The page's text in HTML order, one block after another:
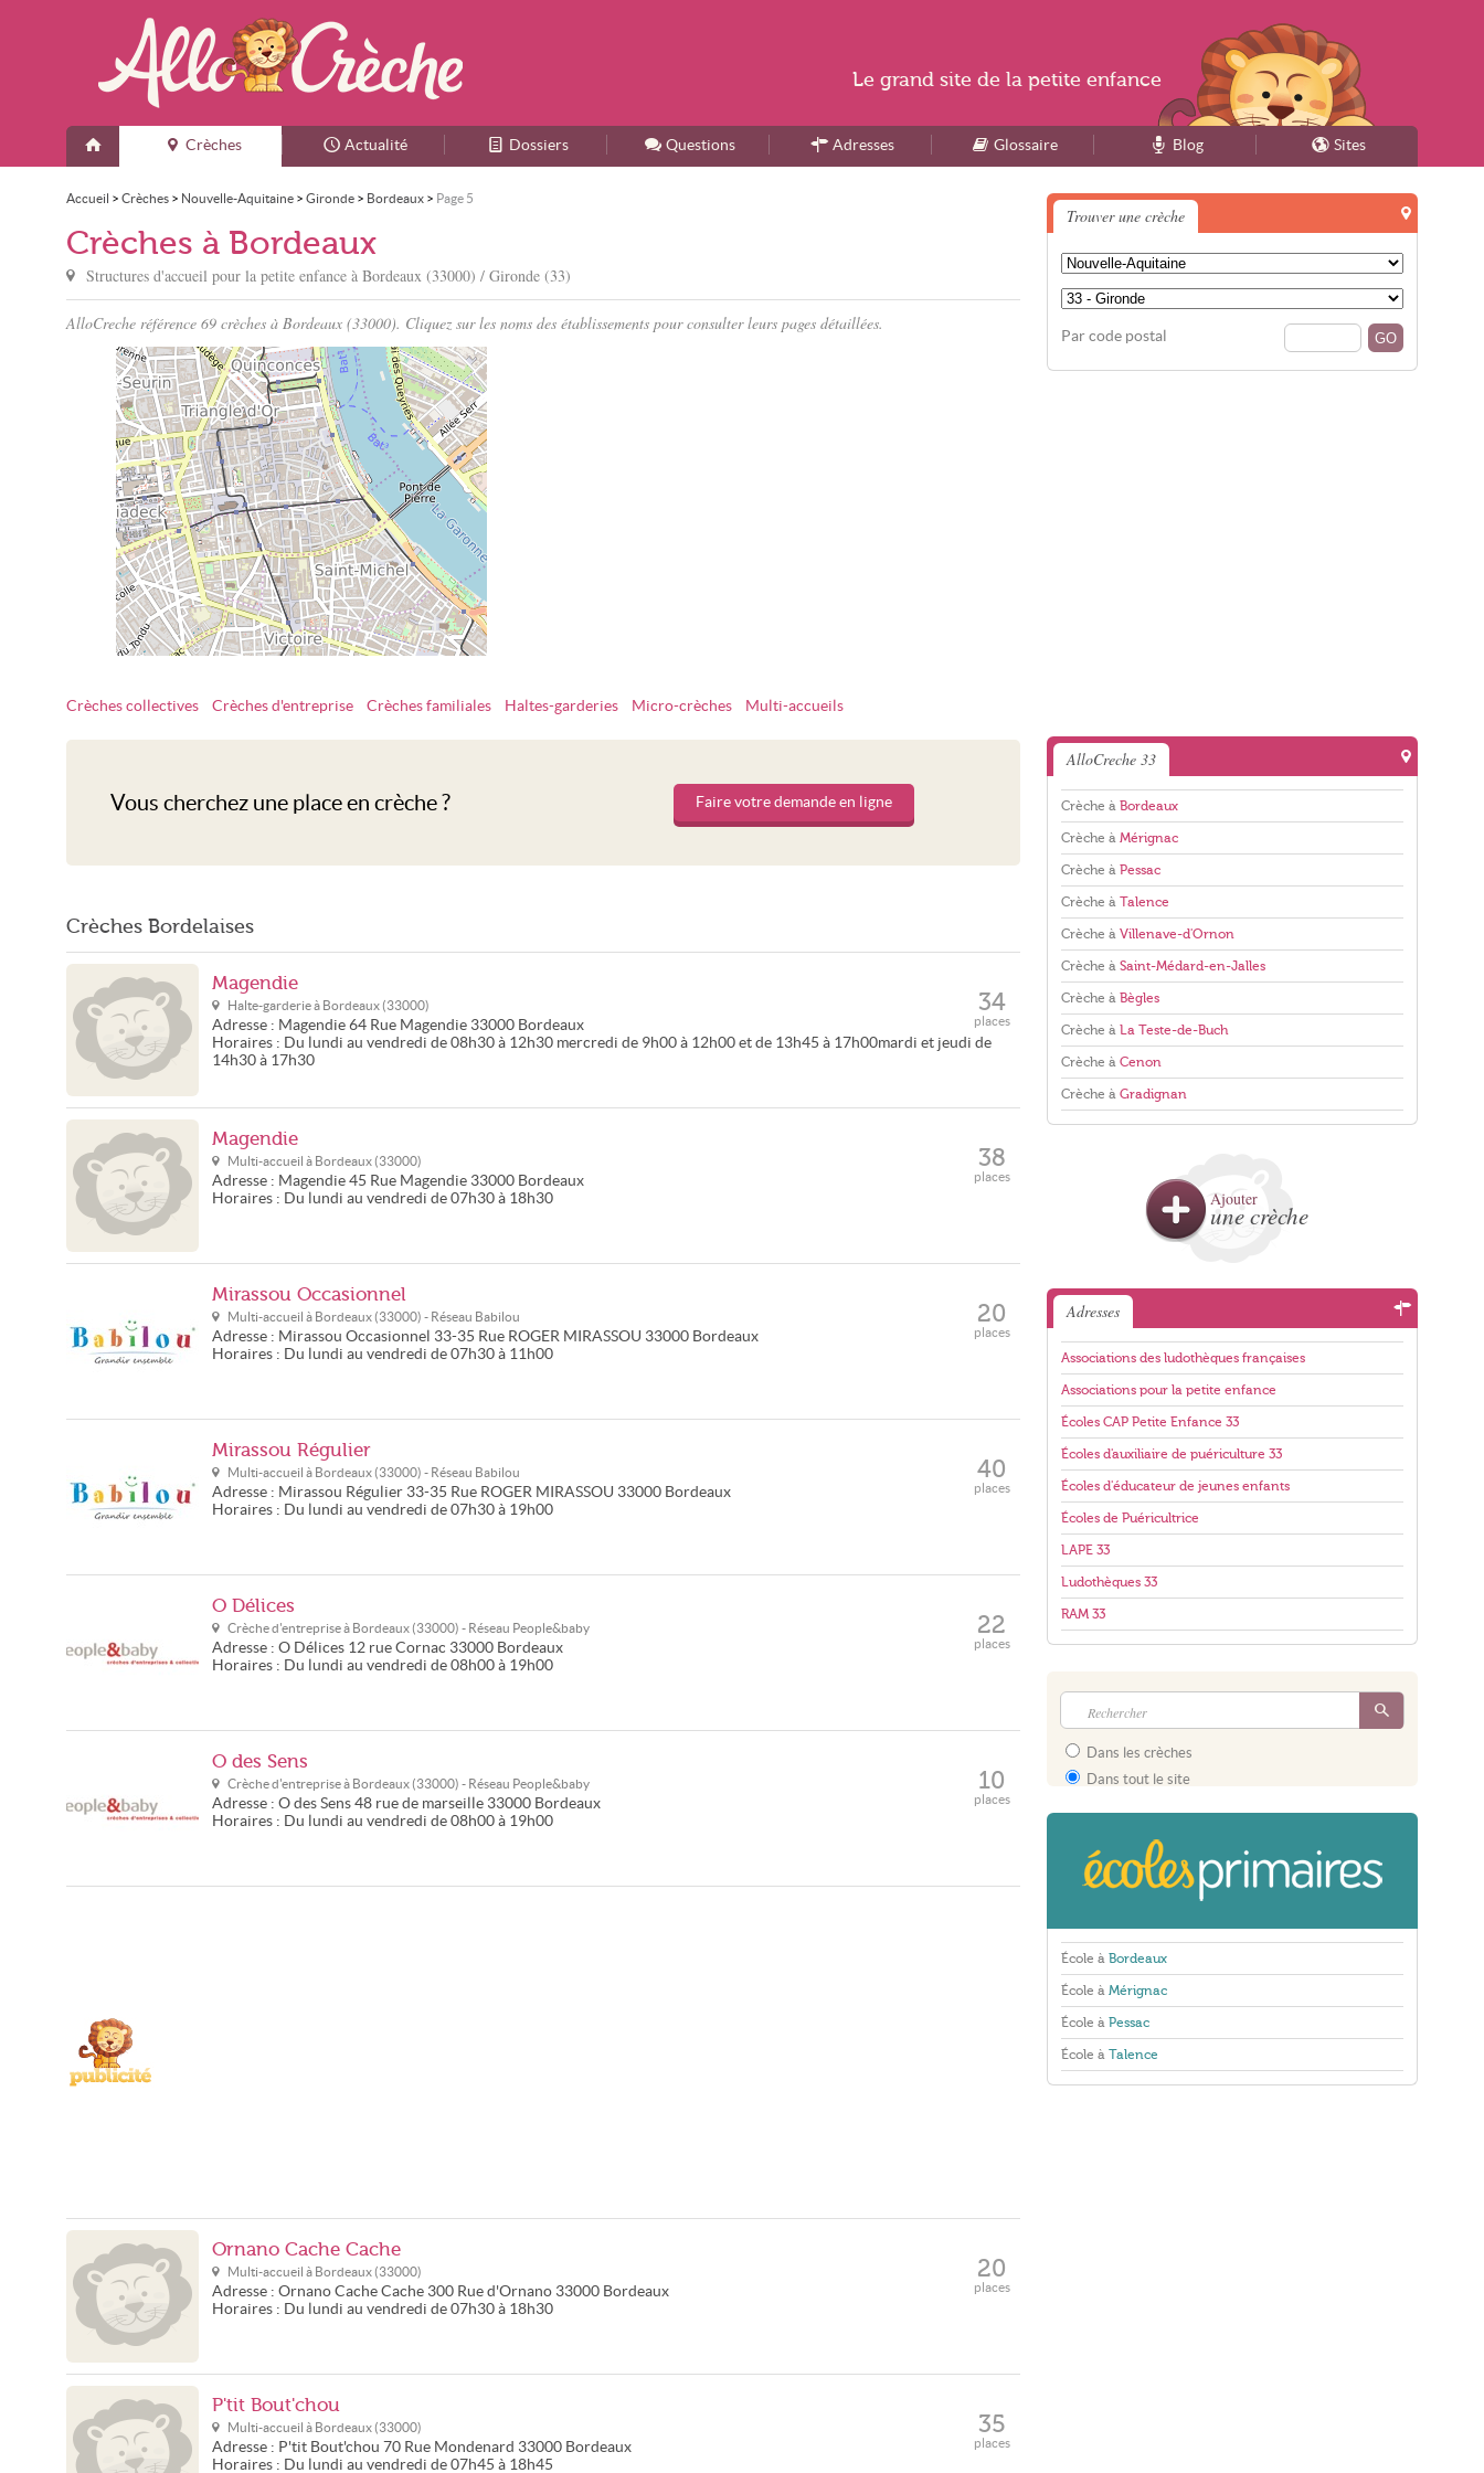
Accueil
Crèches Actualité Dossiers Questions Adresses Glossaire Blog Sites
Accueil > Crèches > Nouvelle-Aquitaine > Gironde > Bordeaux > Page 5
Crèches à Bordeaux
Structures d'accueil pour la petite enfance à Bordeaux (33000) / Gironde (33)
AlloCreche référence 69 crèches à Bordeaux (33000). Cliquez sur les noms des établissements pour consulter leurs pages détaillées.
Crèche Bordeaux
Crèches collectives Crèches d'entreprise Crèches familiales Haltes-garderies Micro-crèches Multi-accueils
Vous cherchez une place en crèche ? Faire votre demande en ligne
Crèches Bordelaises
Magendie
Halte-garderie à Bordeaux (33000)
Adresse : Magendie 64 Rue Magendie 33000 Bordeaux
Horaires : Du lundi au vendredi de 08h30 à 12h30 mercredi de 9h00 à 12h00 et de 13h45 à 17h00mardi et jeudi de
14h30 à 17h30
34
places
Magendie
Multi-accueil à Bordeaux (33000)
Adresse : Magendie 45 Rue Magendie 33000 Bordeaux
Horaires : Du lundi au vendredi de 07h30 à 18h30
38
places
Mirassou Occasionnel
Multi-accueil à Bordeaux (33000) - Réseau Babilou
Adresse : Mirassou Occasionnel 33-35 Rue ROGER MIRASSOU 33000 Bordeaux
Horaires : Du lundi au vendredi de 07h30 à 11h00
20
places
Mirassou Régulier
Multi-accueil à Bordeaux (33000) - Réseau Babilou
Adresse : Mirassou Régulier 33-35 Rue ROGER MIRASSOU 33000 Bordeaux
Horaires : Du lundi au vendredi de 07h30 à 19h00
40
places
O Délices
Crèche d'entreprise à Bordeaux (33000) - Réseau People&baby
Adresse : O Délices 12 rue Cornac 33000 Bordeaux
Horaires : Du lundi au vendredi de 08h00 à 19h00
22
places
O des Sens
Crèche d'entreprise à Bordeaux (33000) - Réseau People&baby
Adresse : O des Sens 48 rue de marseille 33000 Bordeaux
Horaires : Du lundi au vendredi de 08h00 à 19h00
10
places
Ornano Cache Cache
Multi-accueil à Bordeaux (33000)
Adresse : Ornano Cache Cache 300 Rue d'Ornano 33000 Bordeaux
Horaires : Du lundi au vendredi de 07h30 à 18h30
20
places
P'tit Bout'chou
Multi-accueil à Bordeaux (33000)
Adresse : P'tit Bout'chou 70 Rue Mondenard 33000 Bordeaux
Horaires : Du lundi au vendredi de 07h45 à 18h45
35
places
Trouver une crèche
Par code postal
AlloCreche 33
Crèche à Bordeaux
Crèche à Mérignac
Crèche à Pessac
Crèche à Talence
Crèche à Villenave-d'Ornon
Crèche à Saint-Médard-en-Jalles
Crèche à Bègles
Crèche à La Teste-de-Buch
Crèche à Cenon
Crèche à Gradignan
Ajouter
une crèche
Adresses
Associations des ludothèques françaises
Associations pour la petite enfance
Écoles CAP Petite Enfance 33
Écoles d'auxiliaire de puériculture 33
Écoles d'éducateur de jeunes enfants
Écoles de Puéricultrice
LAPE 33
Ludothèques 33
RAM 33
Dans les crèches
Dans tout le site
École à Bordeaux
École à Mérignac
École à Pessac
École à Talence
Le grand site de la petite enfance